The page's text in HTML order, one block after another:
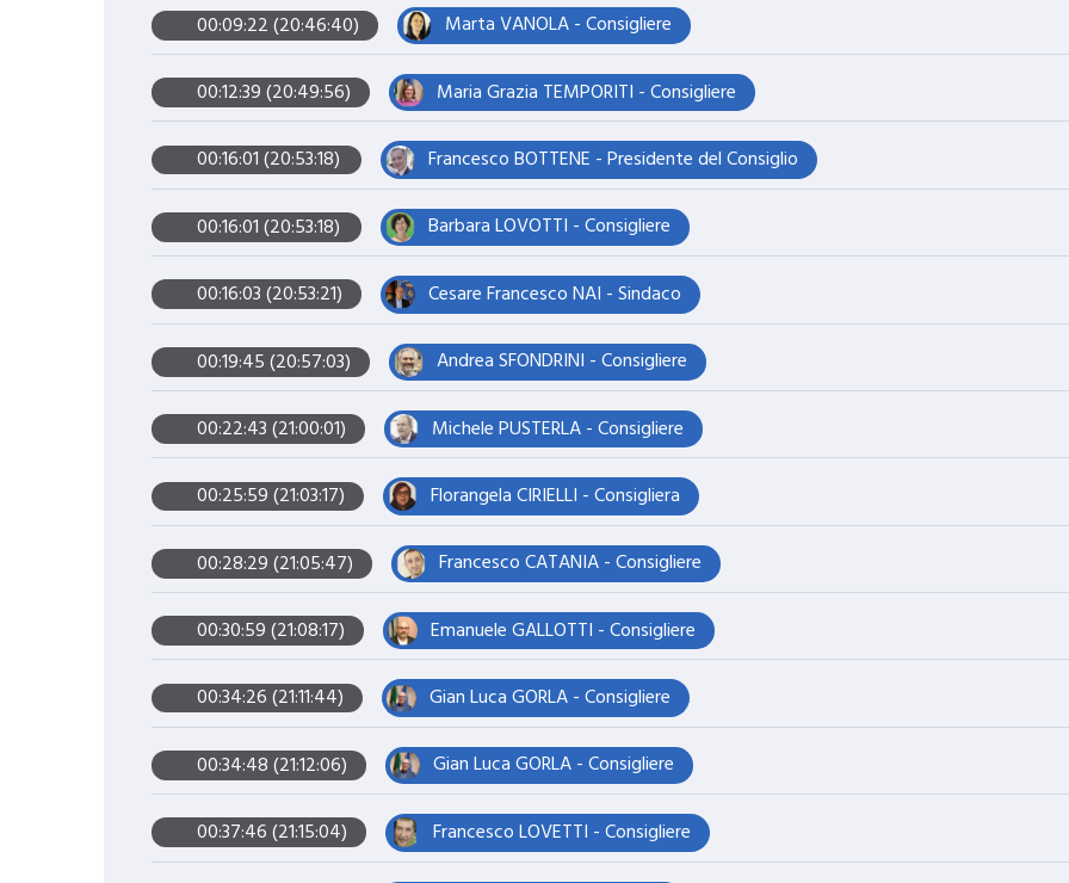
00:09:22 (20:46:40) Marta VANOLA - Consigliere
00:12:39 (20:49:56) Maria Grazia TEMPORITI - Consigliere
00:16:01 (20:53:18) Francesco BOTTENE - Presidente del Consiglio
00:16:01 (20:53:18) Barbara LOVOTTI - Consigliere
00:16:03 (20:53:21) Cesare Francesco NAI - Sindaco
00:19:45 (20:57:03) Andrea SFONDRINI - Consigliere
00:22:43 (21:00:01) Michele PUSTERLA - Consigliere
00:25:59 (21:03:17) Florangela CIRIELLI - Consigliera
00:28:29 (21:05:47) Francesco CATANIA - Consigliere
00:30:59 (21:08:17) Emanuele GALLOTTI - Consigliere
00:34:26 (21:11:44) Gian Luca GORLA - Consigliere
00:34:48 (21:12:06) Gian Luca GORLA - Consigliere
00:37:46 (21:15:04) Francesco LOVETTI - Consigliere